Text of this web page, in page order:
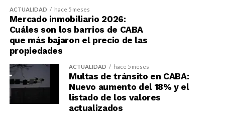
ACTUALIDAD hace 5 meses
Mercado inmobiliario 2026:
Cuáles son los barrios de CABA
que más bajaron el precio de las
propiedades
ACTUALIDAD hace 5 meses
Multas de tránsito en CABA:
Nuevo aumento del 18% y el
listado de los valores
actualizados